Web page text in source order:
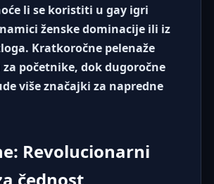
li se koristiti u gay igri
ženske dominacijeili iz
Kratkoročne pelenaže
za početnike, dok dugoročne
više značajki za napredne
Revolucionarni